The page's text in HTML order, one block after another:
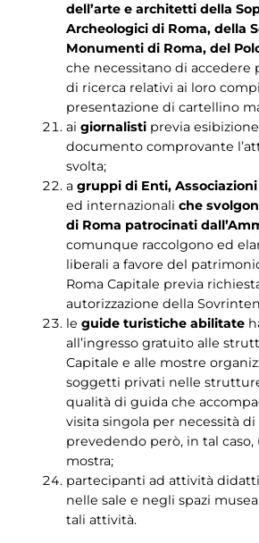
dell’arte e architetti della
Archeologici di Roma, della
Monumenti di Roma, del
che necessitano di
di ricerca relativi ai loro
presentazione di cartellino
ai giornalistiprevia
documento comprovante
svolta;
a gruppi di Enti, Associazioni
ed internazionali che
di Roma patrocinati
comunque raccolgono ed
liberali a favore del
Roma Capitale previa
autorizzazione della
le guide turistiche abilitate
all’ingresso gratuito alle
Capitale e alle mostre
soggetti privati nelle
qualità di guida che
visita singola per necessità
prevedendo però, in tal
mostra;
partecipanti ad attività
nelle sale e negli spazi
tali attività.